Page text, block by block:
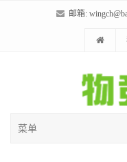
邮箱:
菜单